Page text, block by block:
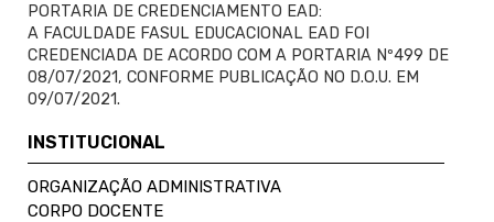
PORTARIA DE CREDENCIAMENTO EAD:
A FACULDADE FASUL EDUCACIONAL EAD FOI
CREDENCIADA DE ACORDO COM A PORTARIA Nº499 DE
08/07/2021, CONFORME PUBLICAÇÃO NO D.O.U. EM
09/07/2021.
INSTITUCIONAL
ORGANIZAÇÃO ADMINISTRATIVA
CORPO DOCENTE